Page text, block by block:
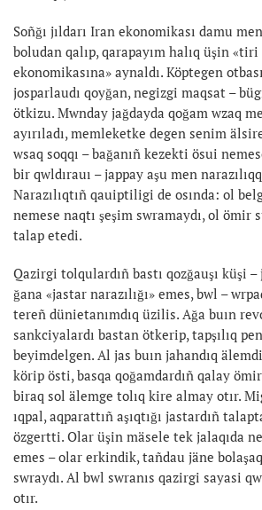
Soñğı jıldarı Iran ekonomikası damu
boludan qalıp, qarapayım halıq üşin
ekonomikasına» aynaldı. Köptegen
josparlaudı qoyğan, negizgi maqsat –
ötkizu. Mwnday jağdayda qoğam wzaq
ayırıladı, memleketke degen senim
wsaq soqqı – bağanıñ kezekti ösui
bir qwldırauı – jappay aşu men
Narazılıqtıñ qauiptiligi de osında: ol
nemese naqtı şeşim swramaydı, ol
talap etedi.
Qazirgi tolqulardıñ bastı qozğauşı küşi
ğana «jastar narazılığı» emes, bwl –
tereñ dünietanımdıq üzilis. Ağa buın
sankciyalardı bastan ötkerip, tapşılıq
beyimdelgen. Al jas buın jahandıq
körip östi, basqa qoğamdardıñ qalay
biraq sol älemge tolıq kire almay otır.
ıqpal, aqparattıñ aşıqtığı jastardıñ
özgertti. Olar üşin mäsele tek jalaqıda
emes – olar erkindik, tañdau jäne
swraydı. Al bwl swranıs qazirgi sayasi
otır.